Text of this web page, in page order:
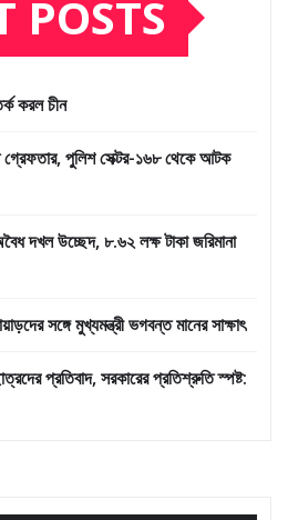
POSTS
করল চীন
পুলিশ সেক্টর-১৬৮ থেকে আটক
দখল উচ্ছেদ, ৮.৬২ লক্ষ টাকা জরিমানা
সঙ্গে মুখ্যমন্ত্রী ভগবন্ত মানের সাক্ষাৎ
প্রতিবাদ, সরকারের প্রতিশ্রুতি স্পষ্ট: